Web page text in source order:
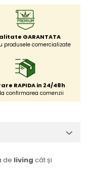
GARANTATA
produsele comercializate
RAPIDA in 24/48h
confirmarea comenzii
de living cât și